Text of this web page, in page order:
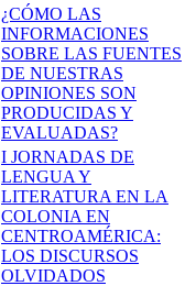
¿CÓMO LAS
INFORMACIONES
SOBRE LAS FUENTES
DE NUESTRAS
OPINIONES SON
PRODUCIDAS Y
EVALUADAS?
I JORNADAS DE
LENGUA Y
LITERATURA EN LA
COLONIA EN
CENTROAMÉRICA:
LOS DISCURSOS
OLVIDADOS